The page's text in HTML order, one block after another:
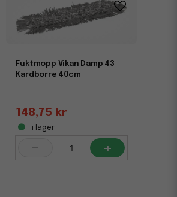
Fuktmopp Vikan Damp 43
Kardborre 40cm
148,75 kr
i lager
- +